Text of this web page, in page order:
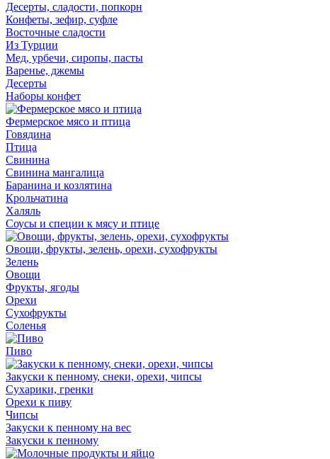
Десерты, сладости, попкорн
Конфеты, зефир, суфле
Восточные сладости
Из Турции
Мед, урбечи, сиропы, пасты
Варенье, джемы
Десерты
Наборы конфет
Фермерское мясо и птица
Говядина
Птица
Свинина
Свинина мангалица
Баранина и козлятина
Крольчатина
Халяль
Соусы и специи к мясу и птице
Овощи, фрукты, зелень, орехи, сухофрукты
Зелень
Овощи
Фрукты, ягоды
Орехи
Сухофрукты
Соленья
Пиво
Закуски к пенному, снеки, орехи, чипсы
Сухарики, гренки
Орехи к пиву
Чипсы
Закуски к пенному на вес
Закуски к пенному